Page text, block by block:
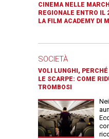
CINEMA NELLE
REGIONALE ENTRO
LA FILM ACADEMY DI
SOCIETÀ
VOLI LUNGHI,
LE SCARPE: COME
TROMBOSI